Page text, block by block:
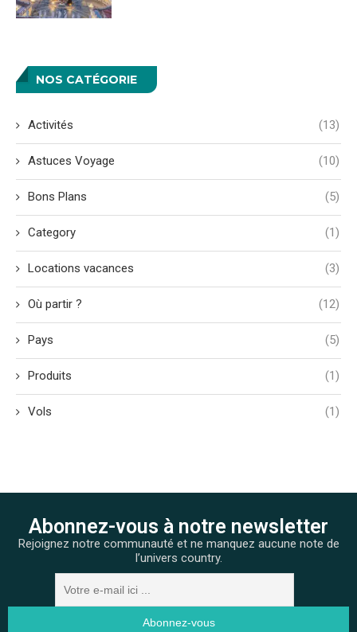
NOS CATÉGORIE
Activités (13)
Astuces Voyage (10)
Bons Plans (5)
Category (1)
Locations vacances (3)
Où partir ? (12)
Pays (5)
Produits (1)
Vols (1)
Abonnez-vous à notre newsletter
Rejoignez notre communauté et ne manquez aucune note de
l’univers country.